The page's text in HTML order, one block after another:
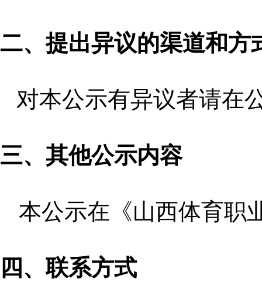
二、提出异议的渠道和方
对本公示有异议者请在
三、其他公示内容
本公示在 《山西体育
四、联系方式